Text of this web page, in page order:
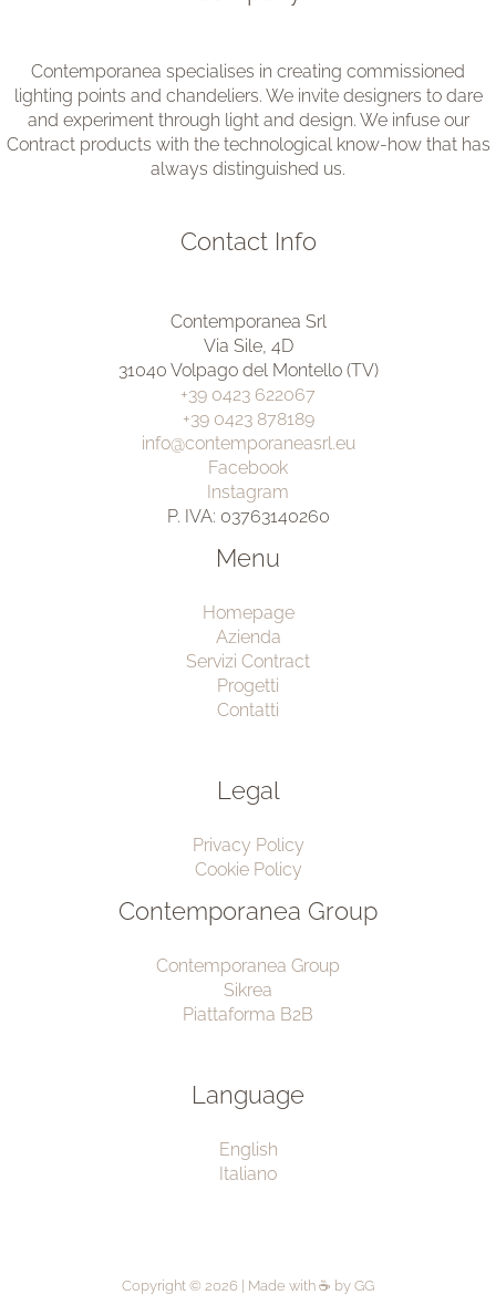
Contemporanea specialises in creating commissioned
lighting points and chandeliers. We invite designers to dare
and experiment through light and design. We infuse our
Contract products with the technological know-how that has
always distinguished us.
Contact Info
Contemporanea Srl
Via Sile, 4D
31040 Volpago del Montello (TV)
+39 0423 622067
+39 0423 878189
info@contemporaneasrl.eu
Facebook
Instagram
P. IVA: 03763140260
Menu
Homepage
Azienda
Servizi Contract
Progetti
Contatti
Legal
Privacy Policy
Cookie Policy
Contemporanea Group
Contemporanea Group
Sikrea
Piattaforma B2B
Language
English
Italiano
Copyright © 2026 | Made with ☕ by GG